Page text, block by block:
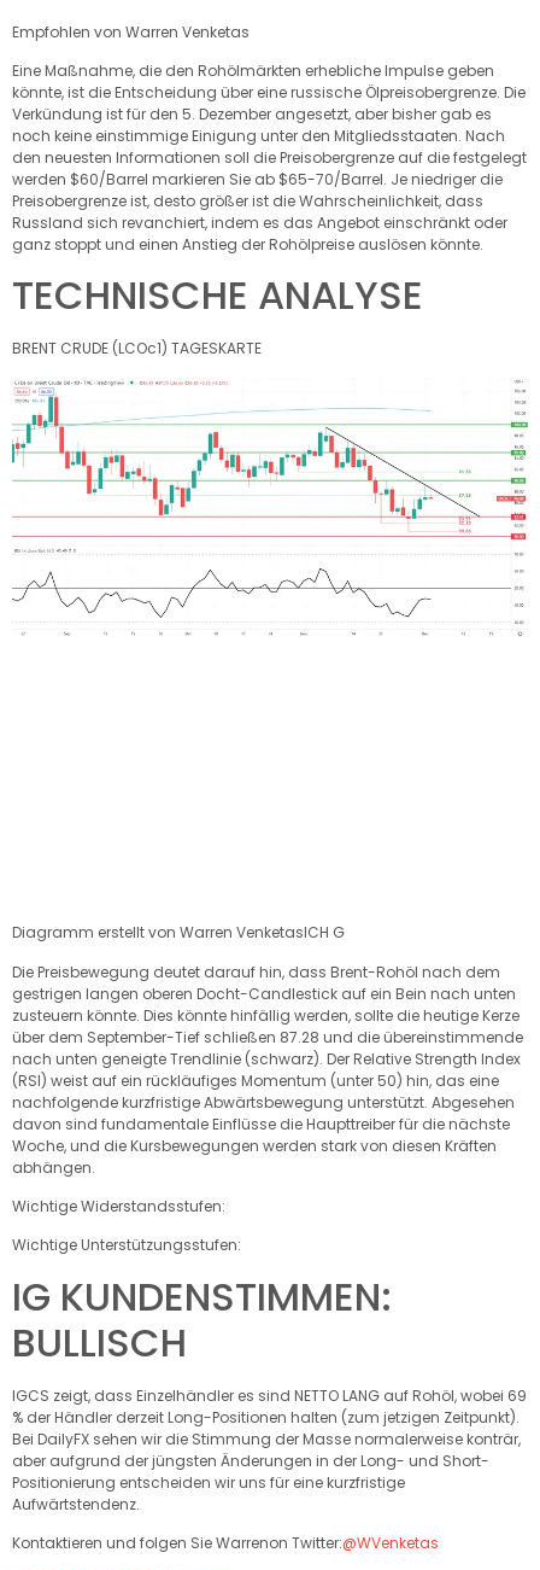
Empfohlen von Warren Venketas
Eine Maßnahme, die den Rohölmärkten erhebliche Impulse geben
könnte, ist die Entscheidung über eine russische Ölpreisobergrenze. Die
Verkündung ist für den 5. Dezember angesetzt, aber bisher gab es
noch keine einstimmige Einigung unter den Mitgliedsstaaten. Nach
den neuesten Informationen soll die Preisobergrenze auf die festgelegt
werden $60/Barrel markieren Sie ab $65-70/Barrel. Je niedriger die
Preisobergrenze ist, desto größer ist die Wahrscheinlichkeit, dass
Russland sich revanchiert, indem es das Angebot einschränkt oder
ganz stoppt und einen Anstieg der Rohölpreise auslösen könnte.
TECHNISCHE ANALYSE
BRENT CRUDE (LCOc1) TAGESKARTE
Diagramm erstellt von Warren VenketasICH G
Die Preisbewegung deutet darauf hin, dass Brent-Rohöl nach dem
gestrigen langen oberen Docht-Candlestick auf ein Bein nach unten
zusteuern könnte. Dies könnte hinfällig werden, sollte die heutige Kerze
über dem September-Tief schließen 87.28 und die übereinstimmende
nach unten geneigte Trendlinie (schwarz). Der Relative Strength Index
(RSI) weist auf ein rückläufiges Momentum (unter 50) hin, das eine
nachfolgende kurzfristige Abwärtsbewegung unterstützt. Abgesehen
davon sind fundamentale Einflüsse die Haupttreiber für die nächste
Woche, und die Kursbewegungen werden stark von diesen Kräften
abhängen.
Wichtige Widerstandsstufen:
Wichtige Unterstützungsstufen:
IG KUNDENSTIMMEN:
BULLISCH
IGCS zeigt, dass Einzelhändler es sind NETTO LANG auf Rohöl, wobei 69
% der Händler derzeit Long-Positionen halten (zum jetzigen Zeitpunkt).
Bei DailyFX sehen wir die Stimmung der Masse normalerweise konträr,
aber aufgrund der jüngsten Änderungen in der Long- und Short-
Positionierung entscheiden wir uns für eine kurzfristige
Aufwärtstendenz.
Kontaktieren und folgen Sie Warrenon Twitter:@WVenketas